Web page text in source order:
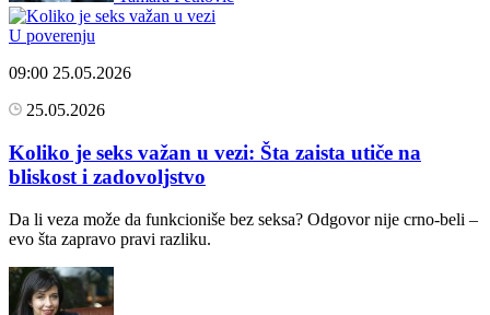
U poverenju
09:00 25.05.2026
25.05.2026
Koliko je seks važan u vezi: Šta zaista utiče na
bliskost i zadovoljstvo
Da li veza može da funkcioniše bez seksa? Odgovor nije crno-beli –
evo šta zapravo pravi razliku.